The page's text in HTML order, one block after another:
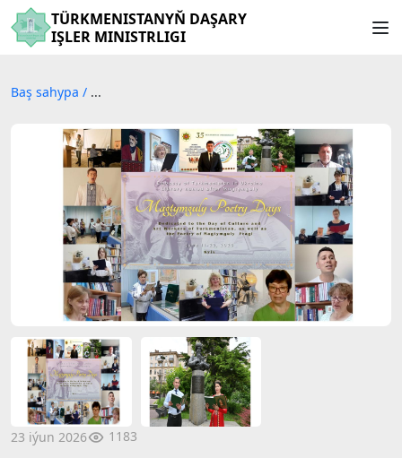
TÜRKMENISTANYŇ DAŞARY
IŞLER MINISTRLIGI
Baş sahypa / ...
23 iýun 2026 1183